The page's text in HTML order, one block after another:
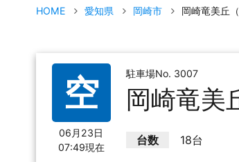
HOME 愛知県 岡崎市 岡崎竜美丘
空
06月23日
07:49現在
駐車場No. 3007
岡崎竜美
台数 18台